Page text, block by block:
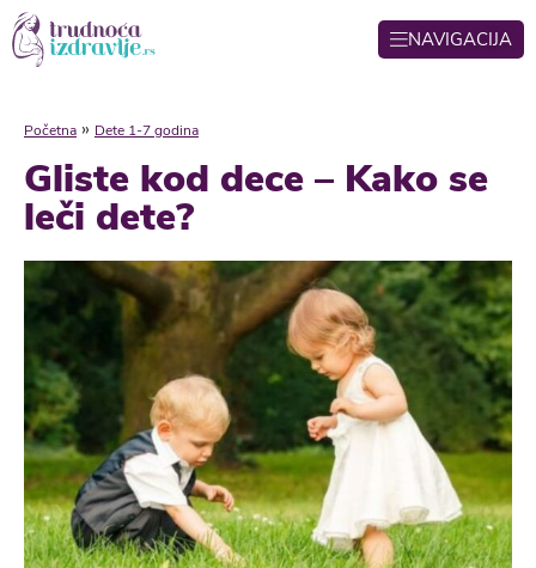
NAVIGACIJA
Početna » Dete 1-7 godina
Gliste kod dece – Kako se
leči dete?